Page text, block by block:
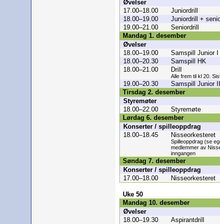
Øvelser
17.00–18.00
Juniordrill
18.00–19.00
Juniordrill +
19.00–21.00
Seniordrill
Mandag 1. desember
Øvelser
18.00–19.00
Samspill Junior I
18.00–20.30
Samspill HK
18.00–21.00
Drill
Alle frem til kl 20.
19.00–20.30
Samspill Junior II
Tirsdag 2. desember
Styremøter
18.00–22.00
Styremøte
Lørdag 6. desember
Konserter / spilleoppdrag
18.00–18.45
Nisseorkesteret
Spilleoppdrag (se
medlemmer av
inngangen
Søndag 7. desember
Konserter / spilleoppdrag
17.00–18.00
Nisseorkesteret
Uke 50
Mandag 10. desember
Øvelser
18.00–19.30
Aspirantdrill